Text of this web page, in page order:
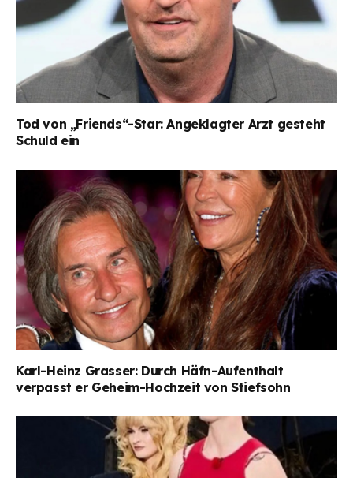
Tod von „Friends“-Star: Angeklagter Arzt gesteht
Schuld ein
Karl-Heinz Grasser: Durch Häfn-Aufenthalt
verpasst er Geheim-Hochzeit von Stiefsohn